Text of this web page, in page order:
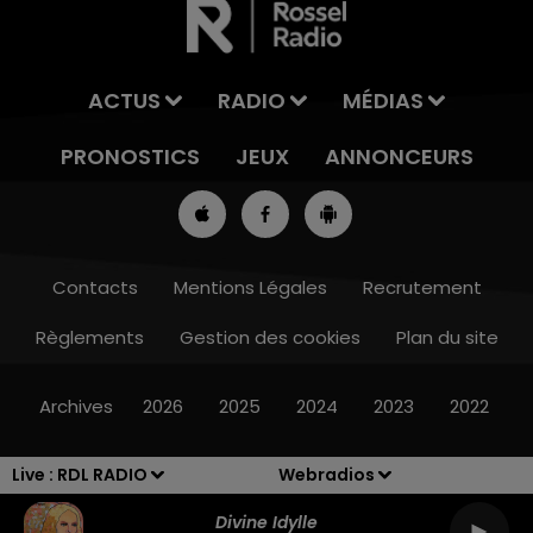
Live : RDL RADIO
Webradios
Divine Idylle
8h00 - 10h00
ACTUS RADIO
MÉDIAS
PRONOSTICS
JEUX ANNONCEURS
Contacts Mentions Légales
Recrutement
Règlements
Gestion des cookies Plan du site
Archives 2026 2025 2024 2023 2022